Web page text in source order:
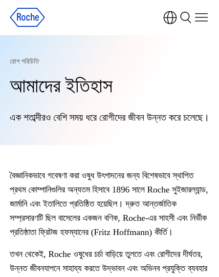
রোশ পরিচিতি
আমাদের ইতিহাস
এক শতাব্দীরও বেশি সময় ধরে রোগীদের জীবন উন্নত করে চলেছে।
বৈজ্ঞানিকভাবে গবেষণা করা ওষুধ উৎপাদনের জন্য বিশেষভাবে স্থাপিত
প্রথম কোম্পানিগুলির অন্যতম হিসাবে 1896 সালে Roche সুইজারল্যান্ড,
জার্মানি এবং ইতালিতে প্রতিষ্ঠিত হয়েছিল। দ্রুত আন্তর্জাতিক
সম্প্রসারণটি ছিল বাসেলের একজন বণিক, Roche-এর সাহসী এবং নির্ভীক
প্রতিষ্ঠাতা ফ্রিটজ হফম্যানের (Fritz Hoffmann) কীর্তি।
তখন থেকেই, Roche ওষুধের চর্চা বাড়িয়ে তুলতে এবং রোগীদের দীর্ঘতর,
উন্নত জীবনযাপনে সাহায্য করতে উদ্ভাবন এবং অভিনব প্রযুক্তি ব্যবহার